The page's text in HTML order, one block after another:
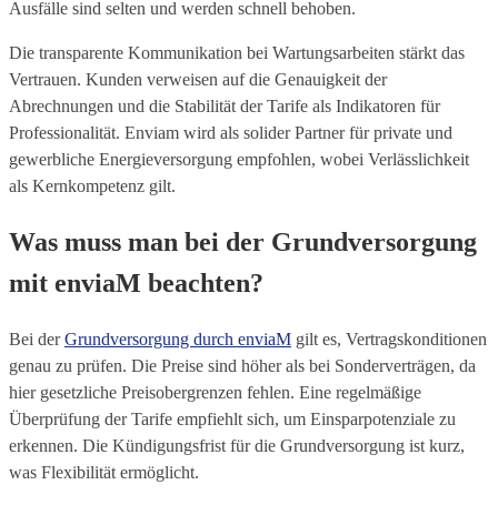
Ausfälle sind selten und werden schnell behoben.
Die transparente Kommunikation bei Wartungsarbeiten stärkt das
Vertrauen. Kunden verweisen auf die Genauigkeit der
Abrechnungen und die Stabilität der Tarife als Indikatoren für
Professionalität. Enviam wird als solider Partner für private und
gewerbliche Energieversorgung empfohlen, wobei Verlässlichkeit
als Kernkompetenz gilt.
Was muss man bei der Grundversorgung
mit enviaM beachten?
Bei derGrundversorgung durch enviaM gilt es, Vertragskonditionen
genau zu prüfen. Die Preise sind höher als bei Sonderverträgen, da
hier gesetzliche Preisobergrenzen fehlen. Eine regelmäßige
Überprüfung der Tarife empfiehlt sich, um Einsparpotenziale zu
erkennen. Die Kündigungsfrist für die Grundversorgung ist kurz,
was Flexibilität ermöglicht.